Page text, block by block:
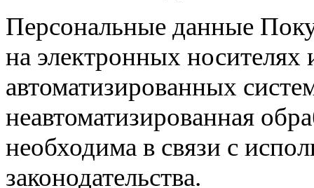
Персональные данные
на электронных носителях
автоматизированных
неавтоматизированная
необходима в связи с
законодательства.